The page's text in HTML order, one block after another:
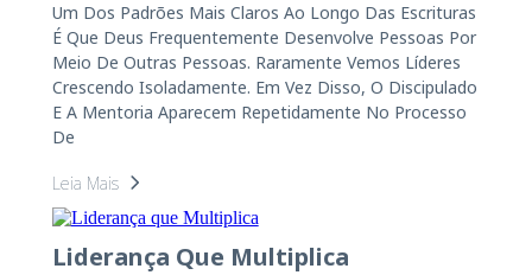
Um Dos Padrões Mais Claros Ao Longo Das Escrituras
É Que Deus Frequentemente Desenvolve Pessoas Por
Meio De Outras Pessoas. Raramente Vemos Líderes
Crescendo Isoladamente. Em Vez Disso, O Discipulado
E A Mentoria Aparecem Repetidamente No Processo
De
Leia Mais
Liderança Que Multiplica